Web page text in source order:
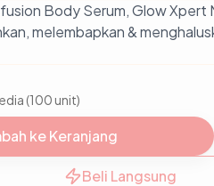
Body Serum, Glow Xpert
melembapkan &
(100 unit)
ke Keranjang
Beli Langsung